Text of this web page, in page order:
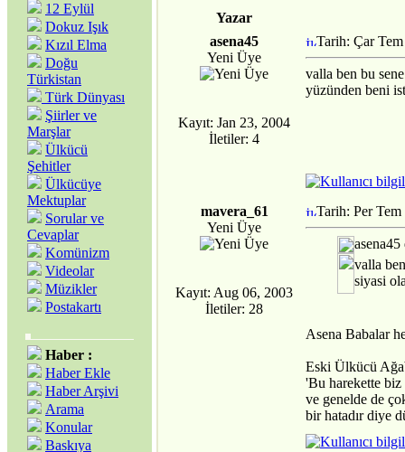
12 Eylül
Dokuz Işık
Kızıl Elma
Doğu
Türkistan
Türk Dünyası
Şiirler ve
Marşlar
Ülkücü
Şehitler
Ülkücüye
Mektuplar
Sorular ve
Cevaplar
Komünizm
Videolar
Müzikler
Postakartı
Haber :
Haber Ekle
Haber Arşivi
Arama
Konular
Baskıya
Yazar
asena45
Yeni Üye
Kayıt: Jan 23, 2004
İletiler: 4
Tarih: Çar
valla ben bu
yüzünden beni
mavera_61
Yeni Üye
Kayıt: Aug 06, 2003
İletiler: 28
Tarih: Per
valla
siyasi
Asena Babalar
Eski Ülkücü
'Bu harekette biz
ve genelde de
bir hatadır diye